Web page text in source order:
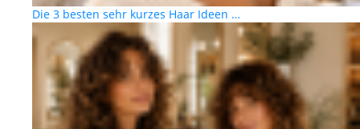
Die 3 besten sehr kurzes Haar Ideen …